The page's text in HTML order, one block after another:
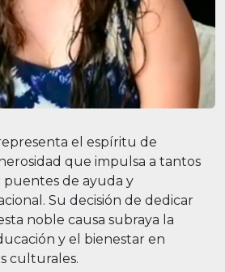
el espíritu de
que impulsa a tantos
de ayuda y
Su decisión de dedicar
noble causa subraya la
y el bienestar en
culturales.